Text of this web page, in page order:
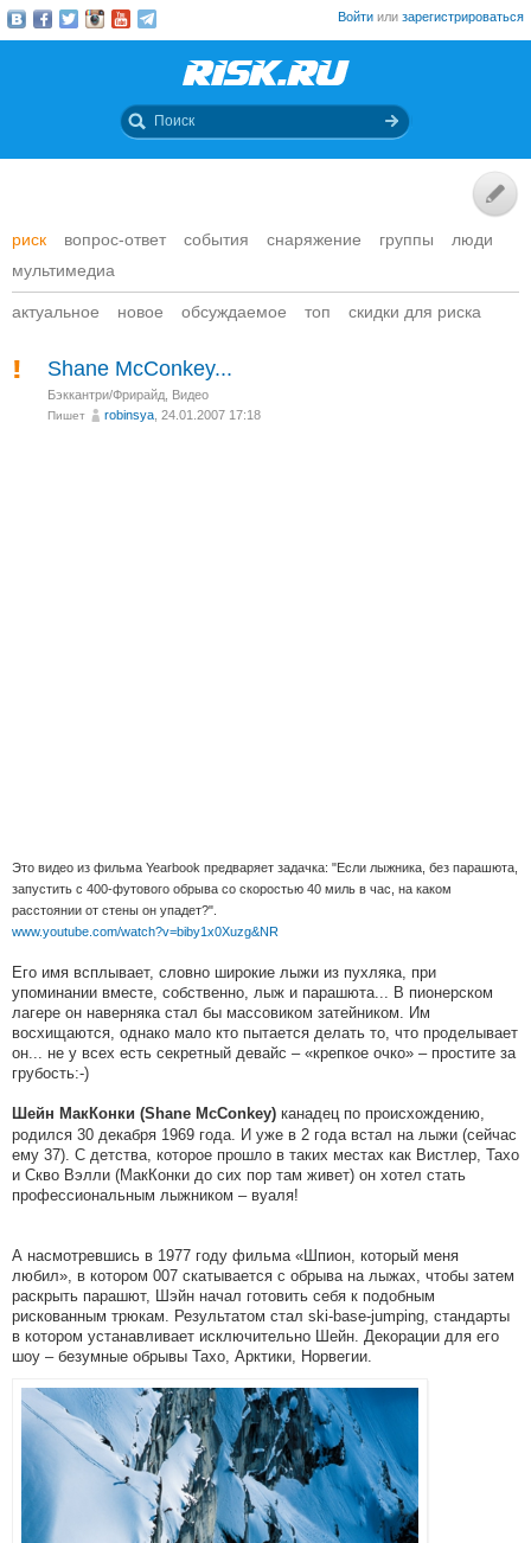
Войти или зарегистрироваться
риск вопрос-ответ события снаряжение группы
люди
мультимедиа
актуальное новое обсуждаемое топ скидки для риска
Shane McConkey...
Бэккантри/Фрирайд Видео
Пишет robinsya , 24.01.2007 17:18
Это видео из фильма Yearbook предваряет задачка: "Если лыжника, без парашюта,
запустить с 400-футового обрыва со скоростью 40 миль в час, на каком
расстоянии от стены он упадет?".
www.youtube.com/watch?v=biby1x0Xuzg&NR
Его имя всплывает, словно широкие лыжи из пухляка, при
упоминании вместе, собственно, лыж и парашюта... В пионерском
лагере он наверняка стал бы массовиком затейником. Им
восхищаются, однако мало кто пытается делать то, что проделывает
он... не у всех есть секретный девайс – «крепкое очко» – простите за
грубость:-)
Шейн МакКонки (Shane McConkey) канадец по происхождению,
родился 30 декабря 1969 года. И уже в 2 года встал на лыжи (сейчас
ему 37). С детства, которое прошло в таких местах как Вистлер, Тахо
и Скво Вэлли (МакКонки до сих пор там живет) он хотел стать
профессиональным лыжником – вуаля!
А насмотревшись в 1977 году фильма «Шпион, который меня
любил», в котором 007 скатывается с обрыва на лыжах, чтобы затем
раскрыть парашют, Шэйн начал готовить себя к подобным
рискованным трюкам. Результатом стал ski-base-jumping, стандарты
в котором устанавливает исключительно Шейн. Декорации для его
шоу – безумные обрывы Тахо, Арктики, Норвегии.